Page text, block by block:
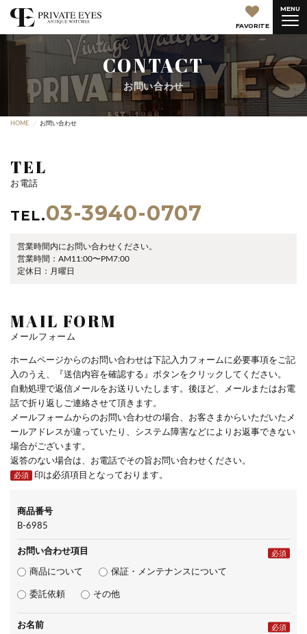
FAVORITE
MENU
CONTACT
お問い合わせ
HOME お問い合わせ
TEL
お電話
TEL.03-3940-0707
営業時間内にお問い合わせください。
営業時間：AM11:00〜PM7:00
定休日：月曜日
MAIL FORM
メールフォーム
ホームページからのお問い合わせは下記入力フォームに必要事項をご記
入のうえ、『送信内容を確認する』ボタンをクリックしてください。
自動処理で返信メールをお送りいたします。後ほど、メールまたはお電
話で折り返しご連絡させて頂きます。
メールフォームからのお問い合わせの場合、お客さまからいただいたメ
ールアドレスが違っていたり、システム障害などによりお返事できない
場合がございます。
返答のない場合は、お電話でその旨お問い合わせください。
必須 印は必須項目となっております。
商品番号
B-6985
お問い合わせ項目 必須
商品について 保証・メンテナンスについて
委託依頼 その他
お名前 必須